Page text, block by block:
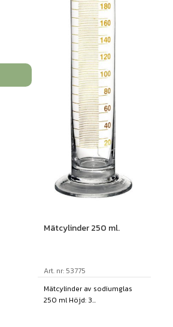
Mätcylinder 250 ml.
Art. nr: 53775
Mätcylinder av sodiumglas
250 ml Höjd: 3...